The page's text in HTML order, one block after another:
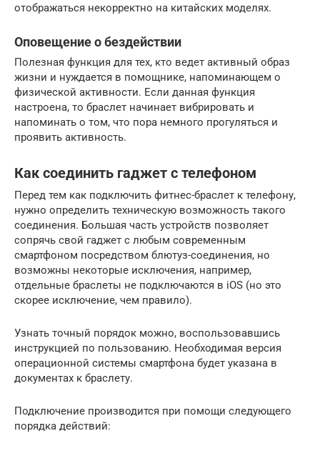
отображаться некорректно на китайских моделях.
Оповещение о бездействии
Полезная функция для тех, кто ведет активный образ
жизни и нуждается в помощнике, напоминающем о
физической активности. Если данная функция
настроена, то браслет начинает вибрировать и
напоминать о том, что пора немного прогуляться и
проявить активность.
Как соединить гаджет с телефоном
Перед тем как подключить фитнес-браслет к телефону,
нужно определить техническую возможность такого
соединения. Большая часть устройств позволяет
сопрячь свой гаджет с любым современным
смартфоном посредством блютуз-соединения, но
возможны некоторые исключения, например,
отдельные браслеты не подключаются в iOS (но это
скорее исключение, чем правило).
Узнать точный порядок можно, воспользовавшись
инструкцией по пользованию. Необходимая версия
операционной системы смартфона будет указана в
документах к браслету.
Подключение производится при помощи следующего
порядка действий: